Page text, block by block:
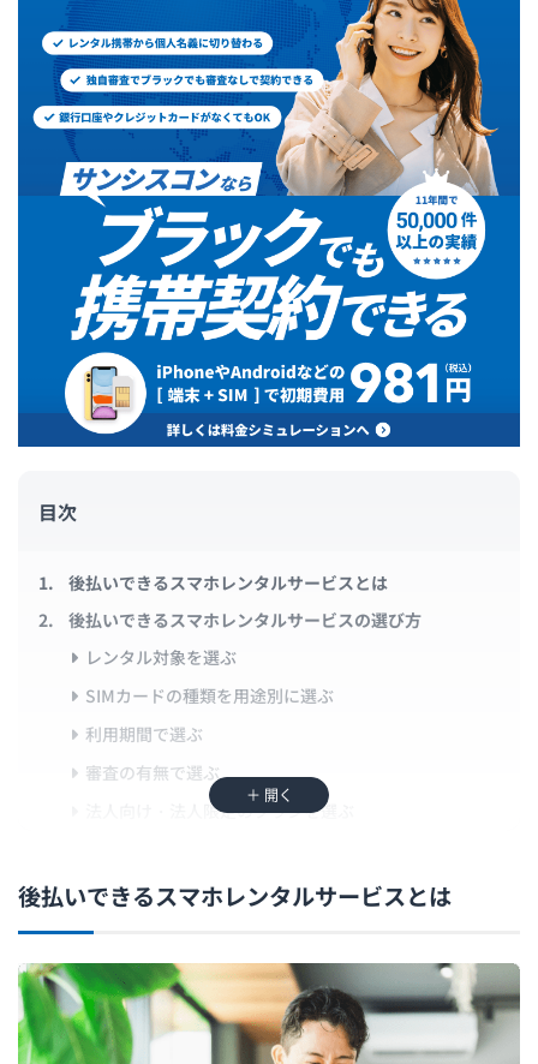
目次
後払いできるスマホレンタルサービスとは
後払いできるスマホレンタルサービスの選び方
レンタル対象を選ぶ
SIMカードの種類を用途別に選ぶ
利用期間で選ぶ
審査の有無で選ぶ
法人向け・法人限定のプランを選ぶ
後払いできるおすすめのスマホレンタルサービス9選
誰でもスマホ
ソフトバンク
ドコモ
＋ 開く
後払いできるスマホレンタルサービスとは